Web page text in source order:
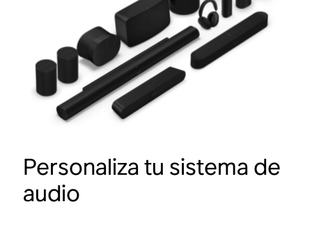
Personaliza tu sistema de
audio